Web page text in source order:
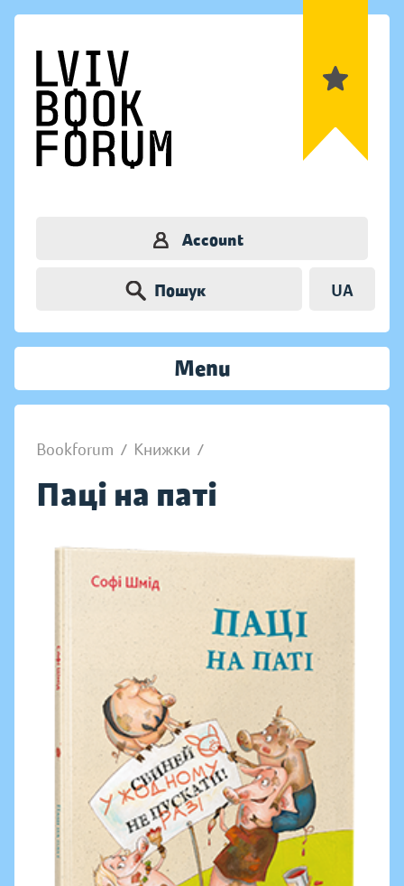
Account
Пошук UA
Menu
Bookforum / Книжки /
Паці на паті